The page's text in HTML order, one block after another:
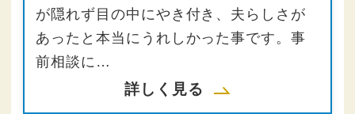
が隠れず目の中にやき付き、夫らしさが
あったと本当にうれしかった事です。事
前相談に…
詳しく見る